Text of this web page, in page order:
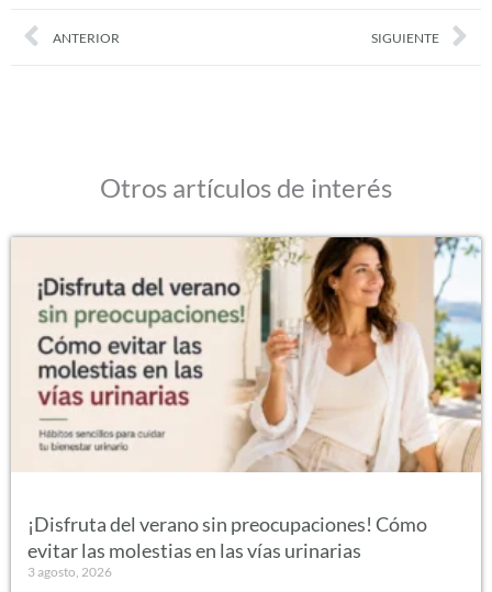
PrevANTERIOR SIGUIENTE
Otros artículos de interés
¡Disfruta del verano sin preocupaciones! Cómo
evitar las molestias en las vías urinarias
3 agosto, 2026